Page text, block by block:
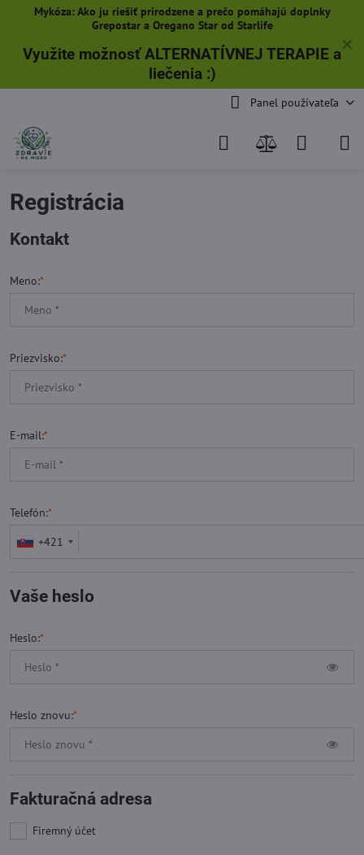
✕
Mykóza: Ako ju riešiť prirodzene a prečo pomáhajú doplnky
Grepostar a Oregano Star od Starlife
Využite možnosť ALTERNATÍVNEJ TERAPIE a
liečenia:)
Panel používateľa
Registrácia
Kontakt
Meno:*
Priezvisko:*
E-mail:*
Telefón:*
+421
Vaše heslo
Heslo:*
Heslo znovu:*
Fakturačná adresa
Firemný účet